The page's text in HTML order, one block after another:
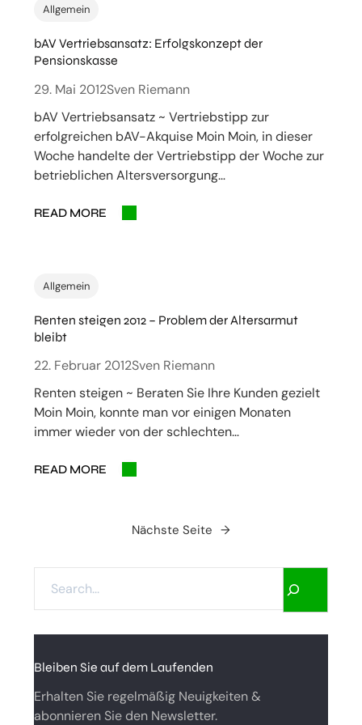
Allgemein
bAV Vertriebsansatz: Erfolgskonzept der
Pensionskasse
29. Mai 2012Sven Riemann
bAV Vertriebsansatz ~ Vertriebstipp zur
erfolgreichen bAV-Akquise Moin Moin, in dieser
Woche handelte der Vertriebstipp der Woche zur
betrieblichen Altersversorgung…
READ MORE
Allgemein
Renten steigen 2012 – Problem der Altersarmut
bleibt
22. Februar 2012Sven Riemann
Renten steigen ~ Beraten Sie Ihre Kunden gezielt
Moin Moin, konnte man vor einigen Monaten
immer wieder von der schlechten…
READ MORE
Nächste Seite →
A
R
H
Bleiben Sie auf dem Laufenden
Erhalten Sie regelmäßig Neuigkeiten &
abonnieren Sie den Newsletter.